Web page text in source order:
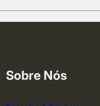
Sobre Nós